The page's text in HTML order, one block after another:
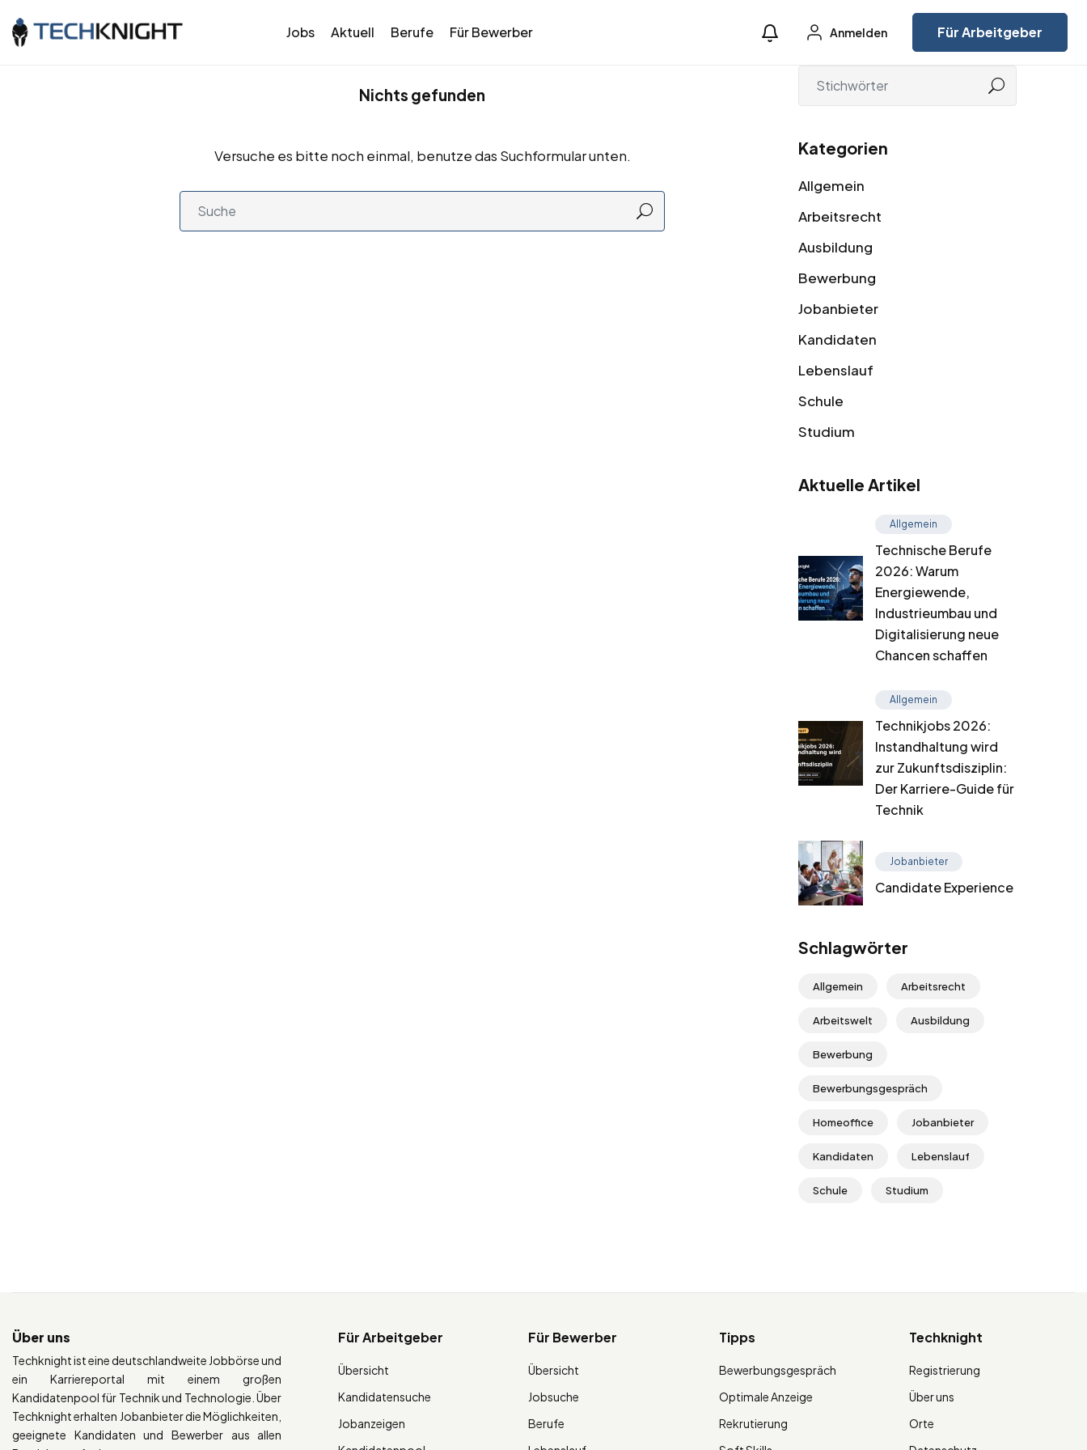
Jobs Aktuell Berufe Für Bewerber Anmelden Für Arbeitgeber
Nichts gefunden
Versuche es bitte noch einmal, benutze das Suchformular unten. Kategorien
Allgemein
Arbeitsrecht
Ausbildung
Bewerbung
Jobanbieter
Kandidaten
Lebenslauf
Schule
Studium
Aktuelle Artikel
Allgemein
Technische Berufe
2026: Warum
Energiewende,
Industrieumbau und
Digitalisierung neue
Chancen schaffen
Allgemein
Technikjobs 2026:
Instandhaltung wird
zur Zukunftsdisziplin:
Der Karriere-Guide für
Technik
Jobanbieter
Candidate Experience
Schlagwörter
Allgemein Arbeitsrecht
Arbeitswelt Ausbildung
Bewerbung
Bewerbungsgespräch
Homeoffice Jobanbieter
Kandidaten Lebenslauf
Schule Studium
Über uns
Techknight ist eine deutschlandweite Jobbörse und
ein Karriereportal mit einem großen
Kandidatenpool für Technik und Technologie. Über
Techknight erhalten Jobanbieter die Möglichkeiten,
geeignete Kandidaten und Bewerber aus allen
Für Arbeitgeber
Übersicht
Kandidatensuche
Jobanzeigen
Für Bewerber
Übersicht
Jobsuche
Berufe
Tipps
Bewerbungsgespräch
Optimale Anzeige
Rekrutierung
Techknight
Registrierung
Über uns
Orte